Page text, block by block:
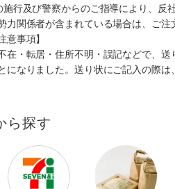
行及び警察からのご指導により、反
力関係者が含まれている場合は、ご
意事項】
在・転居・住所不明・誤記などで、
になりました。送り状にご記入の際
ら探す